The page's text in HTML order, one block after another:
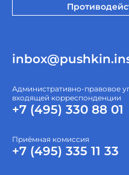
Административно-правовое
входящей корреспонденции
+7 (495) 330 88 01
Приёмная комиссия
+7 (495) 335 11 33